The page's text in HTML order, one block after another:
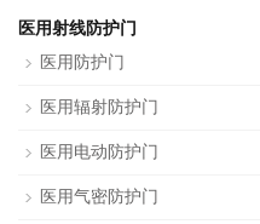
医用射线防护门
医用防护门
医用辐射防护门
医用电动防护门
医用气密防护门